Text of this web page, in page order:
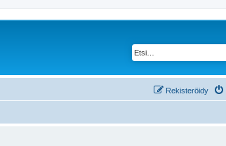
Rekisteröidy